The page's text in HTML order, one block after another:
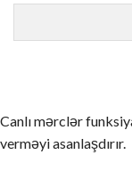
Canlı mərclər
verməyi asanlaşdırır.
ゲームを理解せず
ライセンスのない